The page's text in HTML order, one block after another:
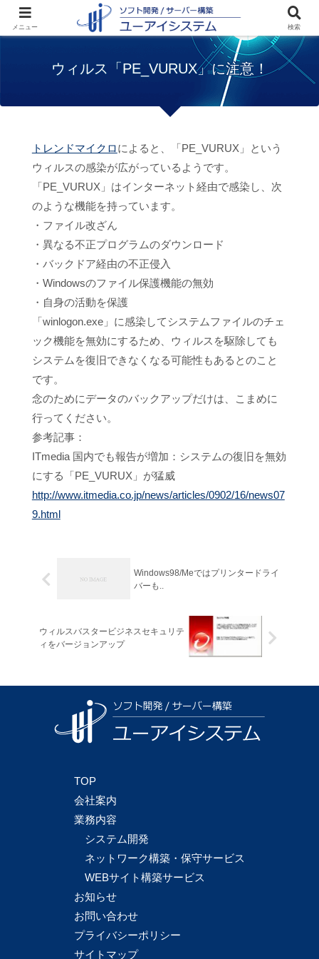
お知らせ
ウィルス「PE_VURUX」
に注意！
ウィルス「PE_VURUX」に注意！
トレンドマイクロによると、「PE_VURUX」という
ウィルスの感染が広がっているようです。
「PE_VURUX」はインターネット経由で感染し、次
のような機能を持っています。
・ファイル改ざん
・異なる不正プログラムのダウンロード
・バックドア経由の不正侵入
・Windowsのファイル保護機能の無効
・自身の活動を保護
「winlogon.exe」に感染してシステムファイルのチェ
ック機能を無効にするため、ウィルスを駆除しても
システムを復旧できなくなる可能性もあるとのこと
です。
念のためにデータのバックアップだけは、こまめに
行ってください。
参考記事：
ITmedia 国内でも報告が増加：システムの復旧を無効
にする「PE_VURUX」が猛威
http://www.itmedia.co.jp/news/articles/0902/16/news07
9.html
Windows98/Meではプリンタードライ
バーも..
ウィルスバスタービジネスセキュリテ
ィをバージョンアップ
TOP
会社案内
業務内容
システム開発
ネットワーク構築・保守サービス
WEBサイト構築サービス
お知らせ
お問い合わせ
プライバシーポリシー
サイトマップ
メニュー 検索